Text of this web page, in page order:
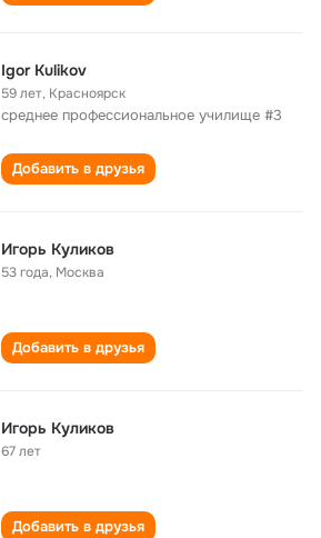
Igor Kulikov
59 лет, Красноярск
среднее профессиональное училище #3
Добавить в друзья
Игорь Куликов
53 года, Москва
Добавить в друзья
Игорь Куликов
67 лет
Добавить в друзья